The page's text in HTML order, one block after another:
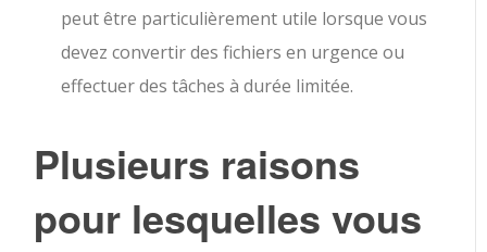
peut être particulièrement utile lorsque vous
devez convertir des fichiers en urgence ou
effectuer des tâches à durée limitée.
Plusieurs raisons
pour lesquelles vous